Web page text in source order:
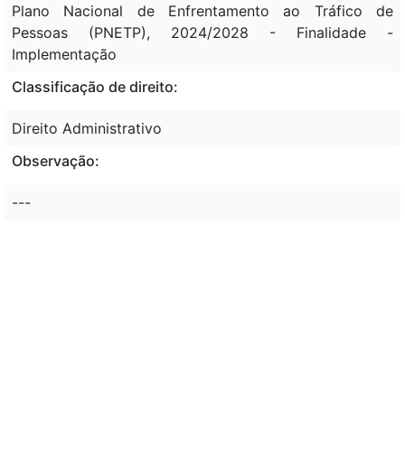
Plano Nacional de Enfrentamento ao Tráfico de
Pessoas (PNETP), 2024/2028 - Finalidade -
Implementação
Classificação de direito:
Direito Administrativo
Observação:
---